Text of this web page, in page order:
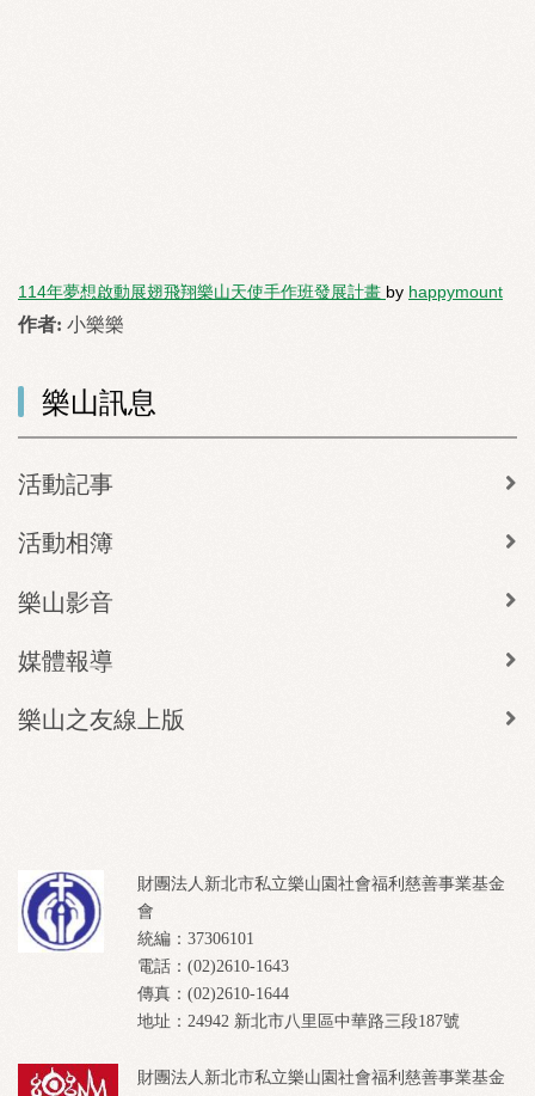
114年夢想啟動展翅飛翔樂山天使手作班發展計畫 by happymount
作者: 小樂樂
樂山訊息
活動記事
活動相簿
樂山影音
媒體報導
樂山之友線上版
財團法人新北市私立樂山園社會福利慈善事業基金
會
統編：37306101
電話：(02)2610-1643
傳真：(02)2610-1644
地址：24942 新北市八里區中華路三段187號
財團法人新北市私立樂山園社會福利慈善事業基金